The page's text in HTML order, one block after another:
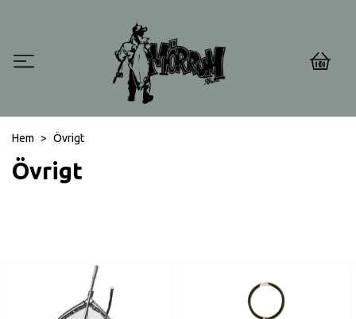
0
Hem Övrigt
Övrigt